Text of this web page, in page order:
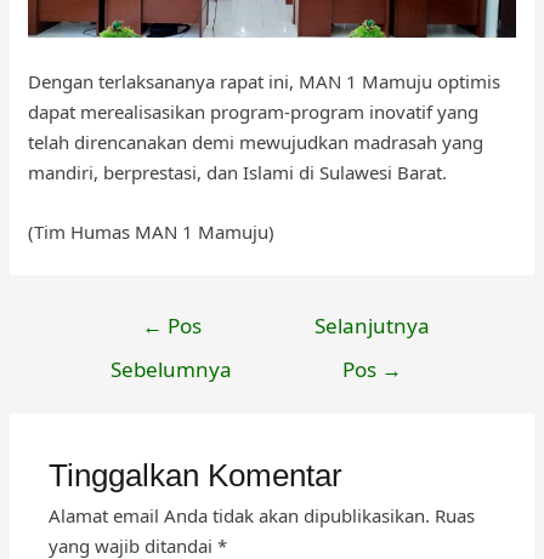
Dengan terlaksananya rapat ini, MAN 1 Mamuju optimis
dapat merealisasikan program-program inovatif yang
telah direncanakan demi mewujudkan madrasah yang
mandiri, berprestasi, dan Islami di Sulawesi Barat.
(Tim Humas MAN 1 Mamuju)
← Pos
Sebelumnya
Selanjutnya
Pos →
Tinggalkan Komentar
Alamat email Anda tidak akan dipublikasikan. Ruas
yang wajib ditandai*